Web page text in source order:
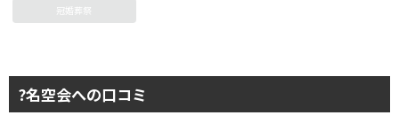
冠婚葬祭
?名空会への口コミ